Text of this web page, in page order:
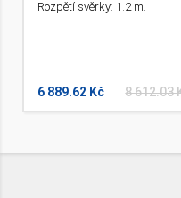
Rozpětí svěrky: 1.2 m.
8 612.03
6 889.62 Kč